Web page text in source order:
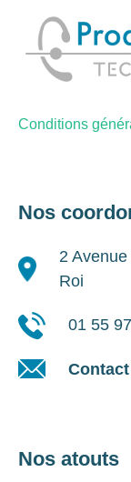
Conditions
Nos
2
Roi
01 55
Contact
Nos atouts